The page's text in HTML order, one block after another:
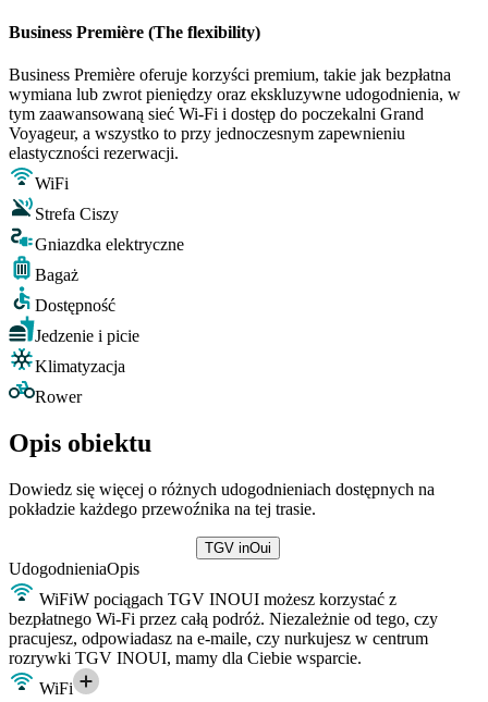
Business Première (The flexibility)
Business Première oferuje korzyści premium, takie jak bezpłatna
wymiana lub zwrot pieniędzy oraz ekskluzywne udogodnienia, w
tym zaawansowaną sieć Wi-Fi i dostęp do poczekalni Grand
Voyageur, a wszystko to przy jednoczesnym zapewnieniu
elastyczności rezerwacji.
WiFi
Strefa Ciszy
Gniazdka elektryczne
Bagaż
Dostępność
Jedzenie i picie
Klimatyzacja
Rower
Opis obiektu
Dowiedz się więcej o różnych udogodnieniach dostępnych na
pokładzie każdego przewoźnika na tej trasie.
TGV inOui
UdogodnieniaOpis
WiFiW pociągach TGV INOUI możesz korzystać z
bezpłatnego Wi-Fi przez całą podróż. Niezależnie od tego, czy
pracujesz, odpowiadasz na e-maile, czy nurkujesz w centrum
rozrywki TGV INOUI, mamy dla Ciebie wsparcie.
WiFi